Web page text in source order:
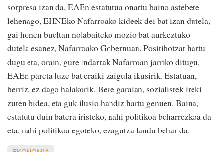
sorpresa izan da, EAEn estatutua onartu baino astebete
lehenago, EHNEko Nafarroako kideek dei bat izan dutela,
gai honen bueltan nolabaiteko mozio bat aurkeztuko
dutela esanez, Nafarroako Gobernuan. Positibotzat hartu
dugu eta, orain, gure indarrak Nafarroan jarriko ditugu,
EAEn pareta luze bat eraiki zaigula ikusirik. Estatuan,
berriz, ez dago halakorik. Bere garaian, sozialistek ireki
zuten bidea, eta guk ilusio handiz hartu genuen. Baina,
estatutu duin batera iristeko, nahi politikoa beharrezkoa da
eta, nahi politikoa egoteko, ezagutza landu behar da.